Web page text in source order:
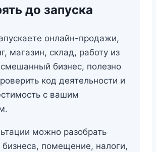
до запуска
онлайн-продажи,
магазин, склад, работу из
бизнес, полезно
код деятельности и
с вашим
можно разобрать
бизнеса, помещение, налоги,